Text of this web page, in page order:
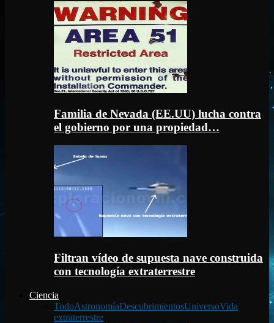
Familia de Nevada (EE.UU) lucha contra
el gobierno por una propiedad…
Filtran vídeo de supuesta nave construida
con tecnología extraterrestre
Ciencia
TodoAstronomíaDescubrimientosUniversoVida
extraterrestre